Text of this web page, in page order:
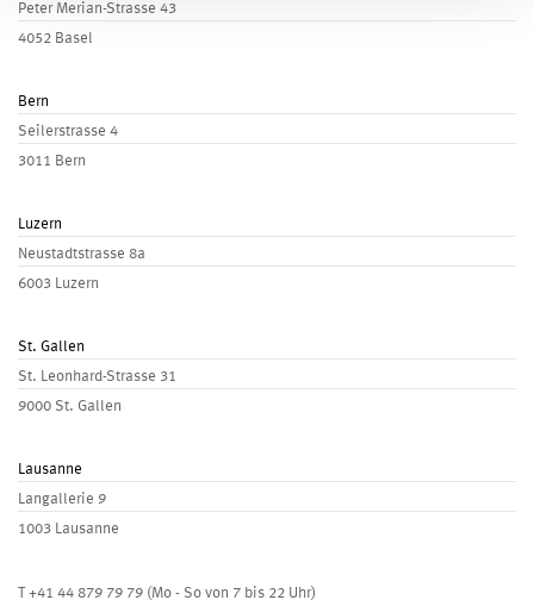
Peter Merian-Strasse 43
4052 Basel
Bern
Seilerstrasse 4
3011 Bern
Luzern
Neustadtstrasse 8a
6003 Luzern
St. Gallen
St. Leonhard-Strasse 31
9000 St. Gallen
Lausanne
Langallerie 9
1003 Lausanne
+41 44 879 79 79 (Mo - So von 7 bis 22 Uhr)